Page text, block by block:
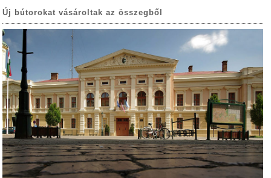
Új bútorokat vásároltak az összegből